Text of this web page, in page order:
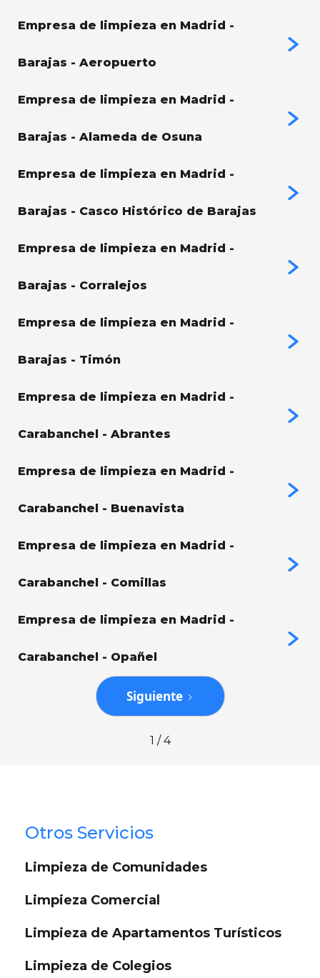
Empresa de limpieza en Madrid -
Barajas - Aeropuerto
Empresa de limpieza en Madrid -
Barajas - Alameda de Osuna
Empresa de limpieza en Madrid -
Barajas - Casco Histórico de Barajas
Empresa de limpieza en Madrid -
Barajas - Corralejos
Empresa de limpieza en Madrid -
Barajas - Timón
Empresa de limpieza en Madrid -
Carabanchel - Abrantes
Empresa de limpieza en Madrid -
Carabanchel - Buenavista
Empresa de limpieza en Madrid -
Carabanchel - Comillas
Empresa de limpieza en Madrid -
Carabanchel - Opañel
Siguiente
1 / 4
Otros Servicios
Limpieza de Comunidades
Limpieza Comercial
Limpieza de Apartamentos Turísticos
Limpieza de Colegios